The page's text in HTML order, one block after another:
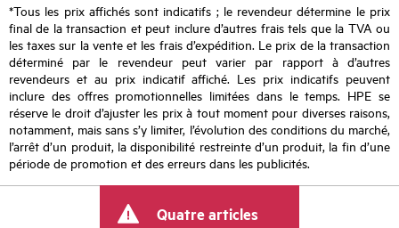
*Tous les prix affichés sont indicatifs ; le revendeur détermine le prix
final de la transaction et peut inclure d’autres frais tels que la TVA ou
les taxes sur la vente et les frais d’expédition. Le prix de la transaction
déterminé par le revendeur peut varier par rapport à d’autres
revendeurs et au prix indicatif affiché. Les prix indicatifs peuvent
inclure des offres promotionnelles limitées dans le temps. HPE se
réserve le droit d’ajuster les prix à tout moment pour diverses raisons,
notamment, mais sans s’y limiter, l’évolution des conditions du marché,
l’arrêt d’un produit, la disponibilité restreinte d’un produit, la fin d’une
période de promotion et des erreurs dans les publicités.
Quatre articles